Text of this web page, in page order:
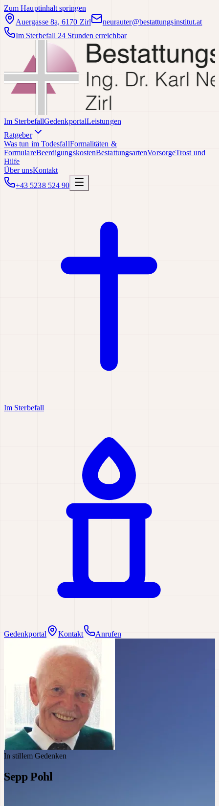
Zum Hauptinhalt springen
Auergasse 8a, 6170 Zirl
neurauter@bestattungsinstitut.at
Im Sterbefall 24 Stunden erreichbar
Im SterbefallGedenkportalLeistungen
Ratgeber
Was tun im TodesfallFormalitäten &
FormulareBeerdigungskostenBestattungsartenVorsorgeTrost und
Hilfe
Über unsKontakt
+43 5238 524 90
Im Sterbefall
Gedenkportal Kontakt Anrufen
In stillem Gedenken
Sepp Pohl